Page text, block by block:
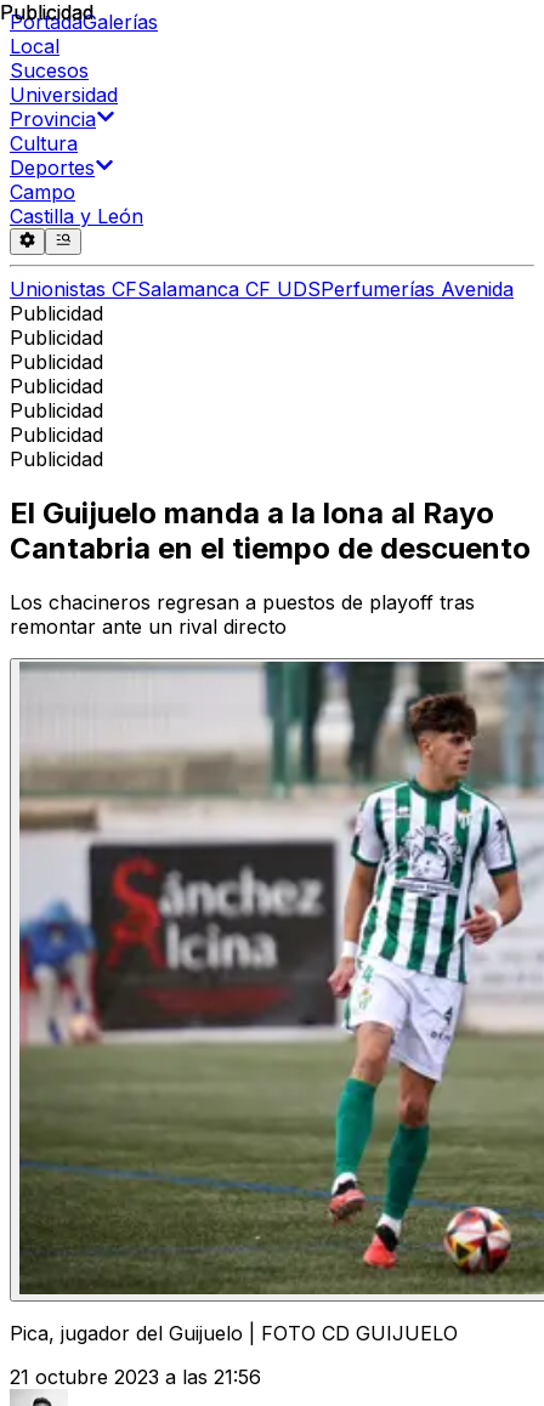
PortadaGalerías
Local
Sucesos
Universidad
Provincia
Cultura
Deportes
Campo
Castilla y León
Unionistas CFSalamanca CF UDSPerfumerías Avenida
Publicidad
Publicidad
Publicidad
Publicidad
Publicidad
Publicidad
Publicidad
Publicidad
El Guijuelo manda a la lona al Rayo
Cantabria en el tiempo de descuento
Los chacineros regresan a puestos de playoff tras
remontar ante un rival directo
Pica, jugador del Guijuelo | FOTO CD GUIJUELO
21 octubre 2023 a las 21:56
Publicidad